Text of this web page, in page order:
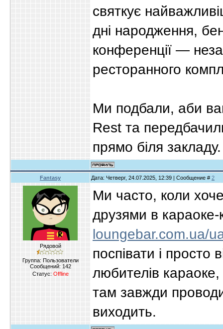
святкує
дні народження,
конференції —
ресторанного
Ми подбали, аби
Rest та
прямо біля закладу.
Fantasy Дата: Четверг, 24.07.2025, 12:39 | Сообщение # 2
Рядовой
Группа: Пользователи
Сообщений: 142
Статус: Offline
Ми часто, коли
друзями в караоке-
loungebar.com.ua/
поспівати і просто
любителів караоке,
там завжди
виходить.